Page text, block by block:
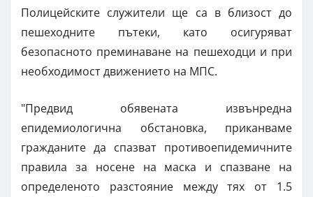
Полицейските служители ще са в близост до
пешеходните пътеки, като осигуряват
безопасното преминаване на пешеходци и при
необходимост движението на МПС.
"Предвид обявената извънредна
епидемиологична обстановка, приканваме
гражданите да спазват противоепидемичните
правила за носене на маска и спазване на
определеното разстояние между тях от 1.5